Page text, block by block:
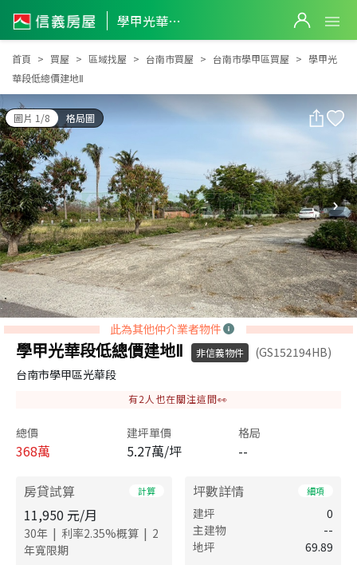
學甲光華段低總價建地Ⅱ
學甲光華段低總價建地Ⅱ
首頁 買屋 區域找屋 台南市買屋 台南市學甲區買屋
學甲光
華段低總價建地Ⅱ
圖片 1/8 格局圖
此為其他仲介業者物件
學甲光華段低總價建地Ⅱ 非信義物件
(GS152194HB)
台南市學甲區光華段
有2 人也在關注這間👀
總價
368萬
建坪單價
5.27萬/坪
格局
--
房貸試算 計算
11,950 元/月
30年 | 利率2.35%概算 | 2
年寬限期
坪數詳情 細項
建坪
0
主建物
--
地坪
69.89